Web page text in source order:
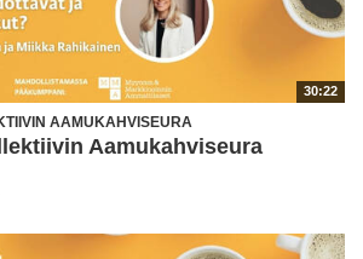
30:22
AAMUKAHVISEURA
Aamukahviseura